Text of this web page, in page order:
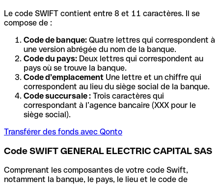
Le code SWIFT contient entre 8 et 11 caractères. Il se
compose de :
Code de banque: Quatre lettres qui correspondent à
une version abrégée du nom de la banque.
Code du pays: Deux lettres qui correspondent au
pays où se trouve la banque.
Code d’emplacement Une lettre et un chiffre qui
correspondent au lieu du siège social de la banque.
Code succursale : Trois caractères qui
correspondant à l’agence bancaire (XXX pour le
siège social).
Transférer des fonds avec Qonto
Code SWIFT GENERAL ELECTRIC CAPITAL SAS
Comprenant les composantes de votre code Swift,
notamment la banque, le pays, le lieu et le code de